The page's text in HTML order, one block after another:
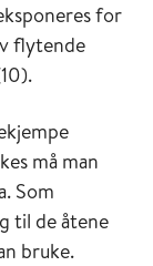
for
flytende
må man
Som
til de åtene
bruke.